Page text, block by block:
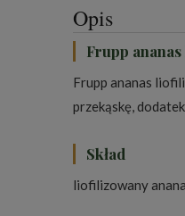
Opis
Frupp
Frupp ananas
przekąskę,
Skład
liofilizowany